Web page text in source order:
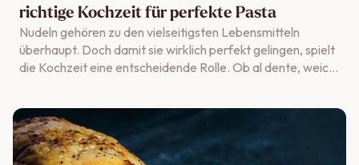
richtige Kochzeit für perfekte Pasta
Nudeln gehören zu den vielseitigsten Lebensmitteln
überhaupt. Doch damit sie wirklich perfekt gelingen, spielt
die Kochzeit eine entscheidende Rolle. Ob al dente, weich
ankommt. Die Tipps von POTLUCK helfen dir, jedes
Nudelgericht aromatisch, ausgewogen und absolut
gelingsicher zuzubereiten.